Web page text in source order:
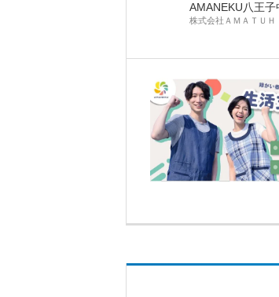
AMANEKU八王子
株式会社ＡＭＡＴＵＨ